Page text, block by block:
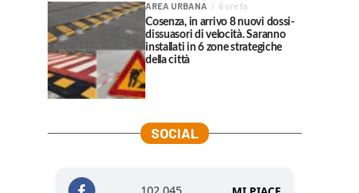
AREA URBANA 6 ore fa
Cosenza, in arrivo 8 nuovi dossi-
dissuasori di velocità. Saranno
installati in 6 zone strategiche
della città
SOCIAL